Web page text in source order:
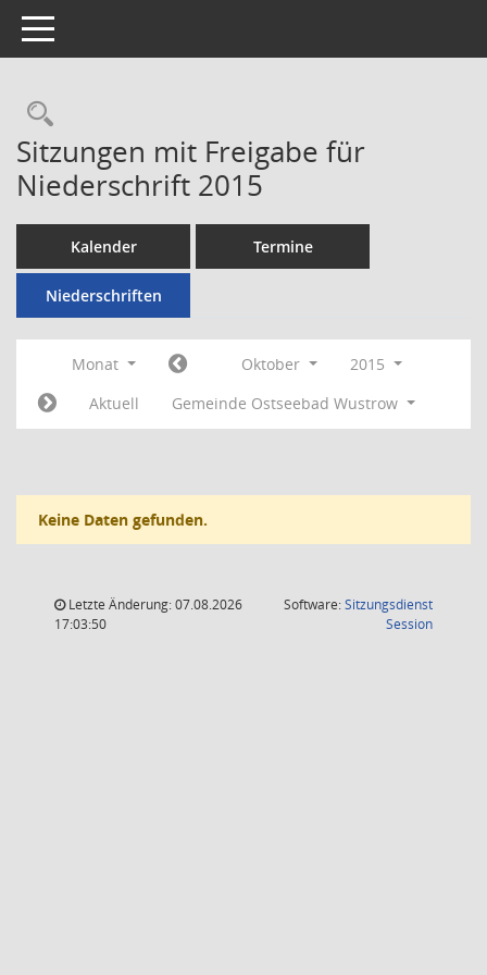
Toggle navigation
Rechercheauswahl
Sitzungen mit Freigabe für
Niederschrift 2015
Kalender Termine
Niederschriften
Monat Oktober
2015
Aktuell
Gemeinde Ostseebad Wustrow
Keine Daten gefunden.
Letzte Änderung: 07.08.2026
17:03:50
Software:Sitzungsdienst
Session(Wird in